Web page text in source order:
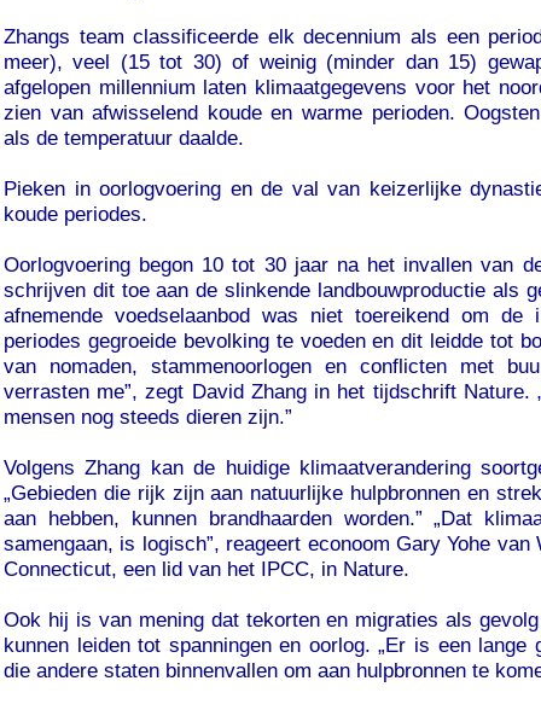
Zhangs team classificeerde elk decennium als een
meer), veel (15 tot 30) of weinig (minder dan 15)
afgelopen millennium laten klimaatgegevens voor het
zien van afwisselend koude en warme perioden.
als de temperatuur daalde.
Pieken in oorlogvoering en de val van keizerlijke
koude periodes.
Oorlogvoering begon 10 tot 30 jaar na het invallen van
schrijven dit toe aan de slinkende landbouwproductie als
afnemende voedselaanbod was niet toereikend om de
periodes gegroeide bevolking te voeden en dit leidde tot
van nomaden, stammenoorlogen en conflicten met
verrasten me”, zegt David Zhang in het tijdschrift Nature.
mensen nog steeds dieren zijn.”
Volgens Zhang kan de huidige klimaatverandering
„Gebieden die rijk zijn aan natuurlijke hulpbronnen en
aan hebben, kunnen brandhaarden worden.” „Dat
samengaan, is logisch”, reageert econoom Gary Yohe
Connecticut, een lid van het IPCC, in Nature.
Ook hij is van mening dat tekorten en migraties als
kunnen leiden tot spanningen en oorlog. „Er is een lange
die andere staten binnenvallen om aan hulpbronnen te